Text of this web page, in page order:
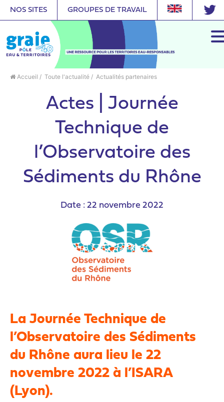
NOS SITES GROUPES DE TRAVAIL
Accueil / Toute l'actualité / Actualités partenaires
Actes | Journée
Technique de
l’Observatoire des
Sédiments du Rhône
Date : 22 novembre 2022
La Journée Technique de
l’Observatoire des Sédiments
du Rhône aura lieu le 22
novembre 2022 à l’ISARA
(Lyon).